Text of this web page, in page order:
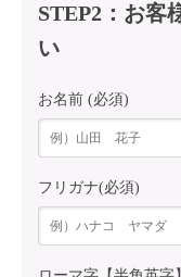
STEP2：お客
い
お名前 (必須)
フリガナ(必須)